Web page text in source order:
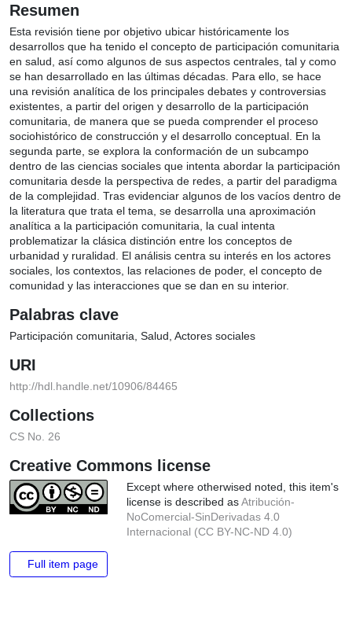
Resumen
Esta revisión tiene por objetivo ubicar históricamente los
desarrollos que ha tenido el concepto de participación
comunitaria en salud, así como algunos de sus aspectos
centrales, tal y como se han desarrollado en las últimas décadas.
Para ello, se hace una revisión analítica de los principales debates
y controversias existentes, a partir del origen y desarrollo de la
participación comunitaria, de manera que se pueda comprender
el proceso sociohistórico de construcción y el desarrollo
conceptual. En la segunda parte, se explora la conformación de
un subcampo dentro de las ciencias sociales que intenta abordar
la participación comunitaria desde la perspectiva de redes, a
partir del paradigma de la complejidad. Tras evidenciar algunos
de los vacíos dentro de la literatura que trata el tema, se
desarrolla una aproximación analítica a la participación
comunitaria, la cual intenta problematizar la clásica distinción
entre los conceptos de urbanidad y ruralidad. El análisis centra su
interés en los actores sociales, los contextos, las relaciones de
poder, el concepto de comunidad y las interacciones que se dan
Palabras clave
URI
Collections
Creative Commons license
Except where otherwised noted, this
item's license is described asAtribución-
NoComercial-SinDerivadas 4.0
Full item page